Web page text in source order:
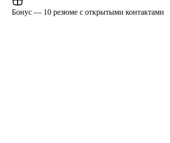
Бонус — 10 резюме с открытыми контактами